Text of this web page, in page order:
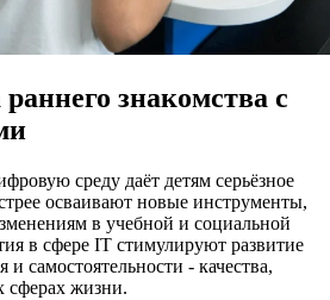
знакомства с
среду даёт детям серьёзное
осваивают новые инструменты,
в учебной и социальной
в сфере IT стимулируют развитие
самостоятельности - качества,
сферах жизни.